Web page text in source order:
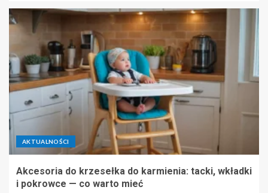
AKTUALNOŚCI
Akcesoria do krzesełka do karmienia: tacki, wkładki
i pokrowce — co warto mieć